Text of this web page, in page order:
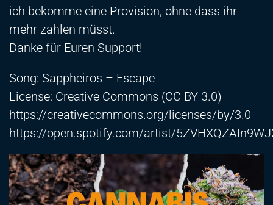
ich bekomme eine Provision, ohne dass ihr
mehr zahlen müsst.
Danke für Euren Support!
Song: Sappheiros – Escape
License: Creative Commons (CC BY 3.0)
https://creativecommons.org/licenses/by/3.0
https://open.spotify.com/artist/